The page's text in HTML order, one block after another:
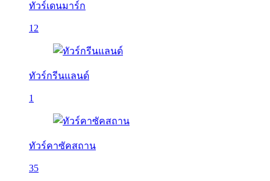
ทัวร์เดนมาร์ก
12
ทัวร์กรีนแลนด์
1
ทัวร์คาซัคสถาน
35